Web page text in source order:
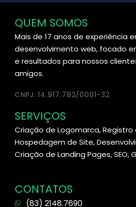
QUEM SOMOS
Mais de 17 anos de experiência
desenvolvimento web, focado
e resultados para nossos
amigos.
CNPJ: 14.917.782/0001-32
SERVIÇOS
Criação de Logomarca, Registro
Hospedagem de Site,
Criação de Landing Pages, SEO,
CONTATOS
(83) 2148.7690